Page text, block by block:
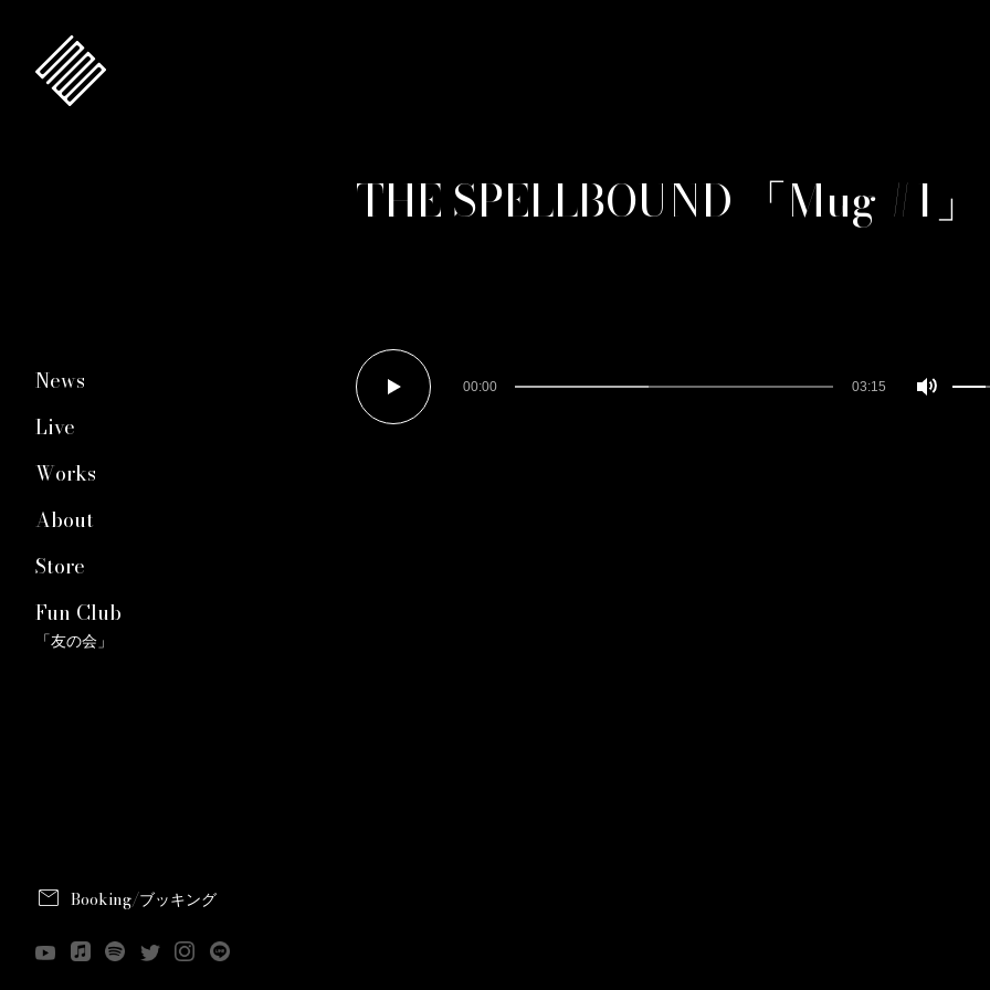
News
Live
Works
About
Store
Fun Club
「友の会」
mail Booking/ブッキング
THE SPELLBOUND 「Mug #1」
00:00 03:15